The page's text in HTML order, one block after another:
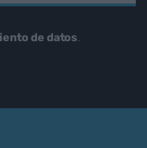
de datos.